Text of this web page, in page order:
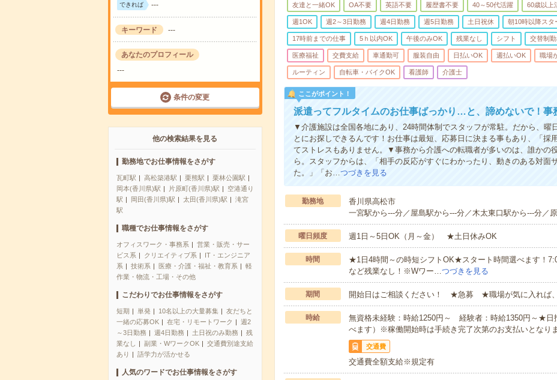
できれば ---
キーワード ---
あなたのプロフィール
---
条件の変更
他の検索結果を見る
勤務地でお仕事情報をさがす
瓦町駅 高松築港駅 栗熊駅
栗林公園駅
岡本(香川県)駅
片原町(香川県)駅
空港通り
駅
岡田(香川県)駅 太田(香川県)駅
滝宮
駅
職種でお仕事情報をさがす
オフィスワーク・事務系
営業・販売・サー
ビス系
クリエイティブ系
IT・エンジニア
系
技術系 医療・介護・福祉・教育系
軽
作業・物流・工場・その他
こだわりでお仕事情報をさがす
短期 単発 10名以上の大量募集
友だちと
一緒の応募OK
在宅・リモートワーク
週2
～3日勤務
週4日勤務 土日祝のみ勤務
残
業なし
副業・WワークOK
交通費別途支給
あり
語学力が活かせる
人気のワードでお仕事情報をさがす
友達と一緒OK OA不要 英語不要 履歴書不要 40～50代活躍 60歳以上
週1OK 週2～3日勤務 週4日勤務 週5日勤務 土日祝休 朝10時以降スタ
17時前までの仕事 5ｈ以内OK 午後のみOK 残業なし シフト 交替制
医療福祉 交費支給 車通勤可 服装自由 日払いOK 週払いOK 職場
ルーティン 自転車・バイクOK 看護師 介護士
ここがポイント！
派遣ってフルタイムのお仕事ばっかり…と、諦めないで！事
▼介護施設は全国各地にあり、24時間体制でスタッフが常駐。だから、曜
とにお探しできるんです！お仕事は最短、応募日に決まる事もあり、「
てストレスもありません。▼事務から介護への転職者が多いのは、誰かの
ら。スタッフからは、「相手の反応がすぐにわかったり、動きのある対面
た。」「お…つづきを見る
勤務地
香川県高松市
一宮駅から---分／屋島駅から---分／木太東口駅から---分／
曜日頻度 週1日～5日OK（月～金） ★土日休みOK
時間
★1日4時間～の時短シフトOK★スタート時間選べます！
など残業なし！※Wワー…つづきを見る
期間 開始日はご相談ください！ ★急募 ★職場が気に入れば、
時給
無資格未経験：時給1250円～ 経験者：時給1350円～★日
べます）※稼働開始時は手続き完了次第のお支払いとなりま
交通費
交通費全額支給※規定有